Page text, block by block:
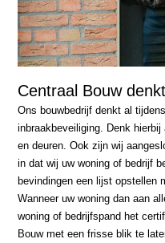
Centraal Bouw
Ons bouwbedrijf denkt al
inbraakbeveiliging. Denk
en deuren. Ook zijn wij
in dat wij uw woning of bedrijf
bevindingen een lijst opstellen
Wanneer uw woning dan aan
woning of bedrijfspand het
Bouw met een frisse blik te